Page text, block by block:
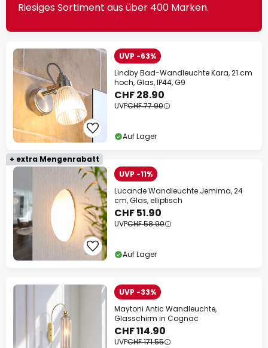
Riesiges Sortiment aus über 400 Marken.
UVP -63%
Lindby Bad-Wandleuchte Kara, 21 cm
hoch, Glas, IP44, G9
CHF 28.90
UVPCHF 77.90
Auf Lager
+ extra Mengenrabatt
UVP -11%
Lucande Wandleuchte Jemima, 24
cm, Glas, elliptisch
CHF 51.90
UVPCHF 58.90
Auf Lager
UVP -33%
Maytoni Antic Wandleuchte,
Glasschirm in Cognac
CHF 114.90
UVPCHF 171.55